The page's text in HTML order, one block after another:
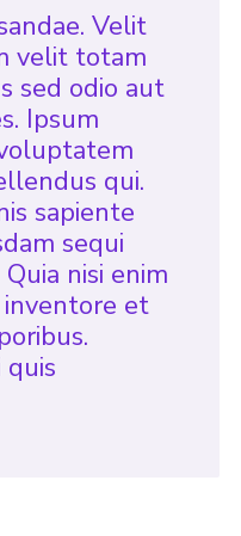
Velit
velit totam
sed odio aut
Ipsum
qui.
sapiente
sequi
nisi enim
et
quis